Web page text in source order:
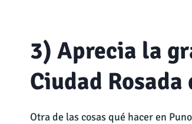
3) Aprecia la
Ciudad Rosada
Otra de las cosas qué hacer en